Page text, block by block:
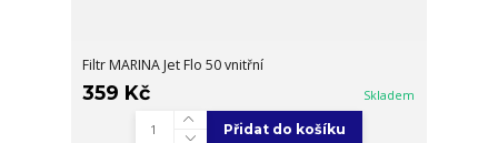
Filtr MARINA Jet Flo 50 vnitřní
359 Kč Skladem
Přidat do košíku